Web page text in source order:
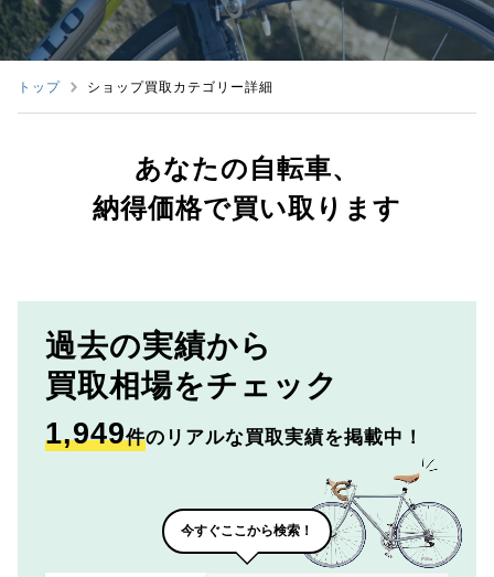
トップ ショップ買取カテゴリー詳細
あなたの自転車、
納得価格で買い取ります
過去の実績から
買取相場をチェック
1,949件のリアルな買取実績を掲載中！
今すぐここから検索！